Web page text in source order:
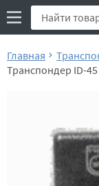
Главная
Транспондер ID-